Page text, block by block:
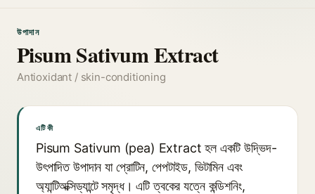
উপাদান
Pisum Sativum Extract
Antioxidant / skin-conditioning
এটি কী
Pisum Sativum (pea) Extract হল একটি উদ্ভিদ-
উৎপাদিত উপাদান যা প্রোটিন, পেপটাইড, ভিটামিন এবং
অ্যান্টিঅক্সিড্যান্টে সমৃদ্ধ। এটি ত্বকের যত্নে কন্ডিশনিং,